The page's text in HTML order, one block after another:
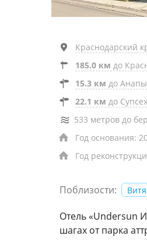
Краснодарский
185.0 км до
15.3 км до Анапы
22.1 км до
533 метров до
Год основания:
Год
Поблизости:
Отель «Undersun
шагах от парка